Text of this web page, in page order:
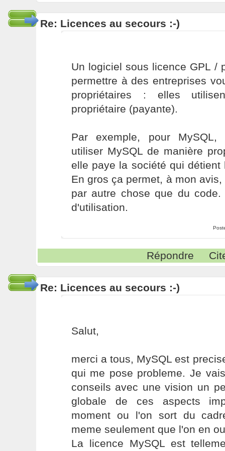
Re: Licences au secours :-)
Un logiciel sous licence GPL /
permettre à des entreprises
propriétaires : elles
propriétaire (payante).
Par exemple, pour MySQL,
utiliser MySQL de manière
elle paye la société qui détient
En gros ça permet, à mon
par autre chose que du
d'utilisation.
Répondre
Re: Licences au secours :-)
Salut,
merci a tous, MySQL est
qui me pose probleme. Je
conseils avec une vision un
globale de ces aspects
moment ou l'on sort du
meme seulement que l'on en
La licence MySQL est